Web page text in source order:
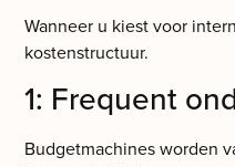
Wanneer u kiest voor
kostenstructuur.
1: Frequent
Budgetmachines worden